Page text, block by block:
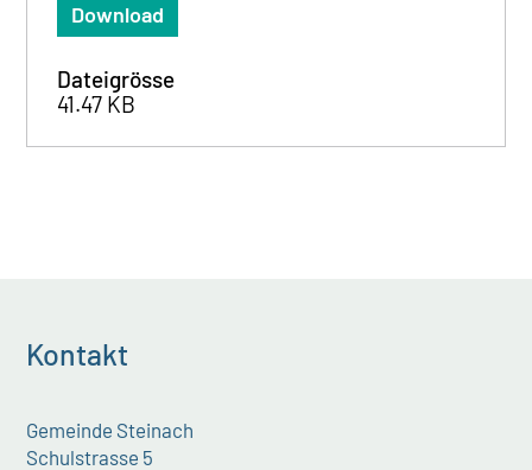
Download
Dateigrösse
41.47 KB
Kontakt
Gemeinde Steinach
Schulstrasse 5